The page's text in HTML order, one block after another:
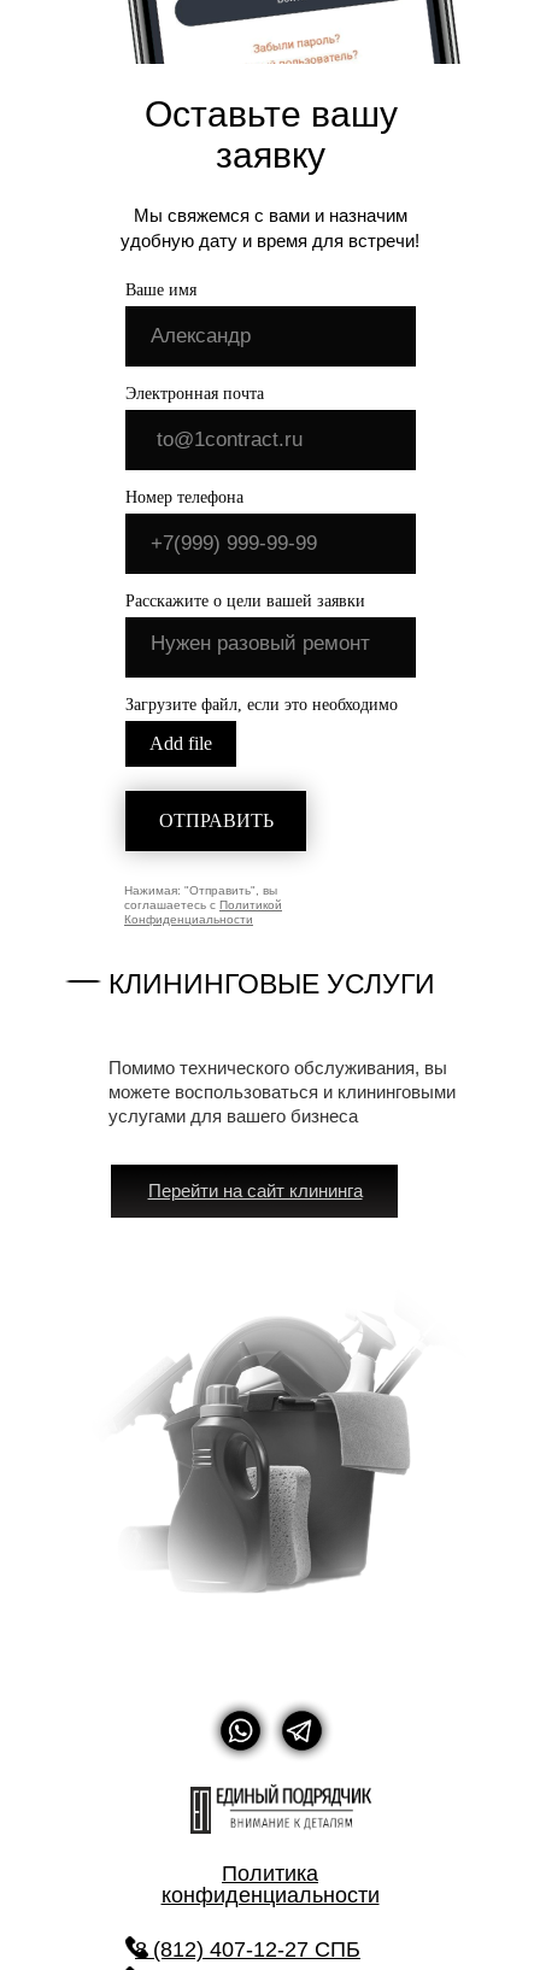
Оставьте вашу
заявку
Мы свяжемся с вами и назначим
удобную дату и время для встречи!
Ваше имя
Электронная почта
Номер телефона
Расскажите о цели вашей заявки
Загрузите файл, если это необходимо
Add file
ОТПРАВИТЬ
Нажимая: "Отправить", вы
соглашаетесь с Политикой
Конфиденциальности
Перейти на сайт клининга
КЛИНИНГОВЫЕ УСЛУГИ
Помимо технического обслуживания, вы
можете воспользоваться и клининговыми
услугами для вашего бизнеса
Политика
конфиденциальности
8 (812) 407-12-27 СПБ